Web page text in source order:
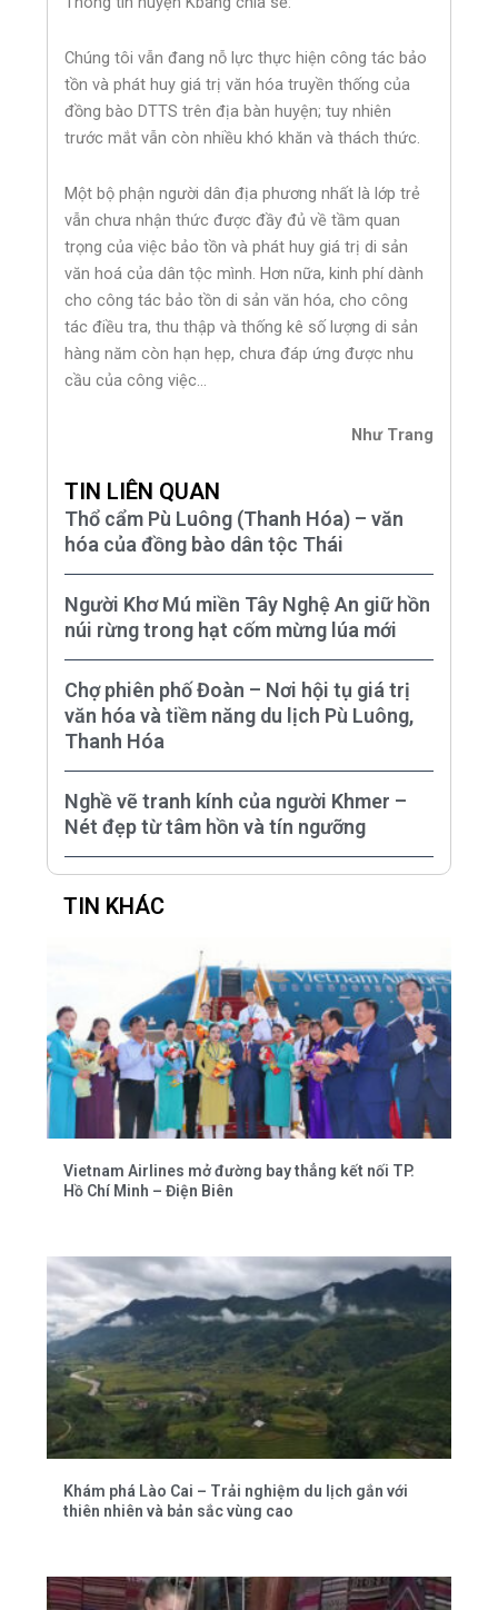
Chúng tôi vẫn đang nỗ lực thực hiện công tác bảo
tồn và phát huy giá trị văn hóa truyền thống của
đồng bào DTTS trên địa bàn huyện; tuy nhiên
trước mắt vẫn còn nhiều khó khăn và thách thức.
Một bộ phận người dân địa phương nhất là lớp trẻ
vẫn chưa nhận thức được đầy đủ về tầm quan
trọng của việc bảo tồn và phát huy giá trị di sản
văn hoá của dân tộc mình. Hơn nữa, kinh phí dành
cho công tác bảo tồn di sản văn hóa, cho công
tác điều tra, thu thập và thống kê số lượng di sản
hàng năm còn hạn hẹp, chưa đáp ứng được nhu
cầu của công việc…
Như Trang
TIN LIÊN QUAN
Thổ cẩm Pù Luông (Thanh Hóa) – văn
hóa của đồng bào dân tộc Thái
Người Khơ Mú miền Tây Nghệ An giữ hồn
núi rừng trong hạt cốm mừng lúa mới
Chợ phiên phố Đoàn – Nơi hội tụ giá trị
văn hóa và tiềm năng du lịch Pù Luông,
Thanh Hóa
Nghề vẽ tranh kính của người Khmer –
Nét đẹp từ tâm hồn và tín ngưỡng
TIN KHÁC
Vietnam Airlines mở đường bay thẳng kết nối TP.
Hồ Chí Minh – Điện Biên
Khám phá Lào Cai – Trải nghiệm du lịch gắn với
thiên nhiên và bản sắc vùng cao